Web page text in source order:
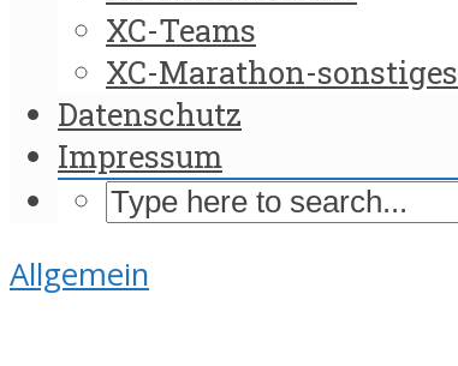
XC-Teams
XC-Marathon-sonstiges
Datenschutz
Impressum
Allgemein